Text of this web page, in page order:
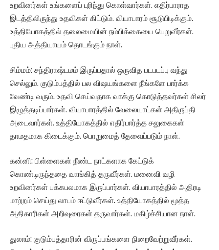
உறவினர்கள் உங்களைப் புரிந்து கொள்வார்கள். எதிர்பாராத
இடத்திலிருந்து உதவிகள் கிட்டும். வியாபாரம் சூடுபிடிக்கும்.
உத்தியோகத்தில் தலைமையின் நம்பிக்கையை பெறுவீர்கள்.
புதிய அத்தியாயம் தொடங்கும் நாள்.
சிம்மம்: சந்திராஷ்டமம் இருப்பதால் ஒருவித படபடப்பு வந்து
செல்லும். குடும்பத்தில் பல விஷயங்களை நீங்களே பார்க்க
வேண்டி வரும். உதவி செய்வதாக வாக்கு கொடுத்தவர்கள் சிலர்
இழுத்தடிப்பார்கள். வியாபாரத்தில் வேலையாட்கள் அதிருப்தி
அடைவார்கள். உத்தியோகத்தில் எதிர்பார்த்த சலுகைகள்
தாமதமாக கிடைக்கும். பொறுமைத் தேவைப்படும் நாள்.
கன்னி: பிள்ளைகள் நீண்ட நாட்களாக கேட்டுக்
கொண்டிருந்ததை வாங்கித் தருவீர்கள். மனைவி வழி
உறவினர்கள் பக்கபலமாக இருப்பார்கள். வியாபாரத்தில் அதிரடி
மாற்றம் செய்து லாபம் ஈட்டுவீர்கள். உத்தியோகத்தில் மூத்த
அதிகாரிகள் அறிவுரைகள் தருவார்கள். மகிழ்ச்சியான நாள்.
துலாம்: குடும்பத்தாரின் விருப்பங்களை நிறைவேற்றுவீர்கள்.